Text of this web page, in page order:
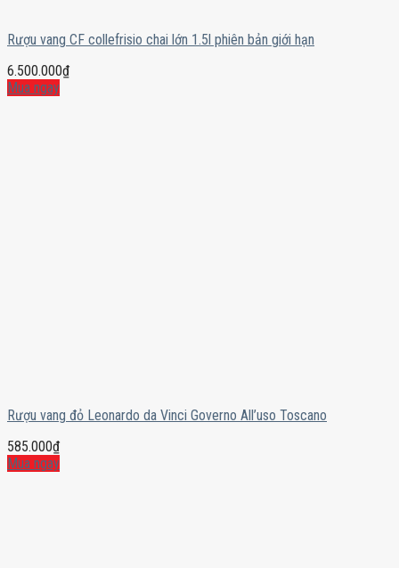
Rượu vang CF collefrisio chai lớn 1.5l phiên bản giới hạn
6.500.000₫
Mua ngay
Rượu vang đỏ Leonardo da Vinci Governo All’uso Toscano
585.000₫
Mua ngay